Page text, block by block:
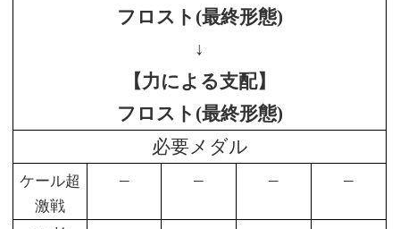
フロスト(最終形態)
↓
【力による支配】
フロスト(最終形態)
必要メダル
ケール超
激戦
– – – –